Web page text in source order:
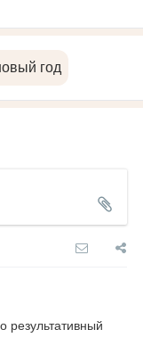
год
результативный